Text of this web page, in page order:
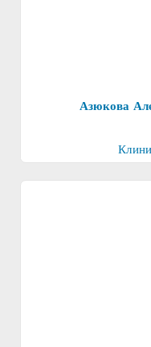
Азюкова